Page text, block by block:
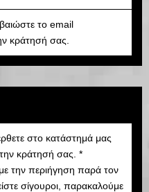
το email
κράτησή σας.
στο κατάστημά μας
κράτησή σας. *
την περιήγηση παρά τον
σίγουροι, παρακαλούμε